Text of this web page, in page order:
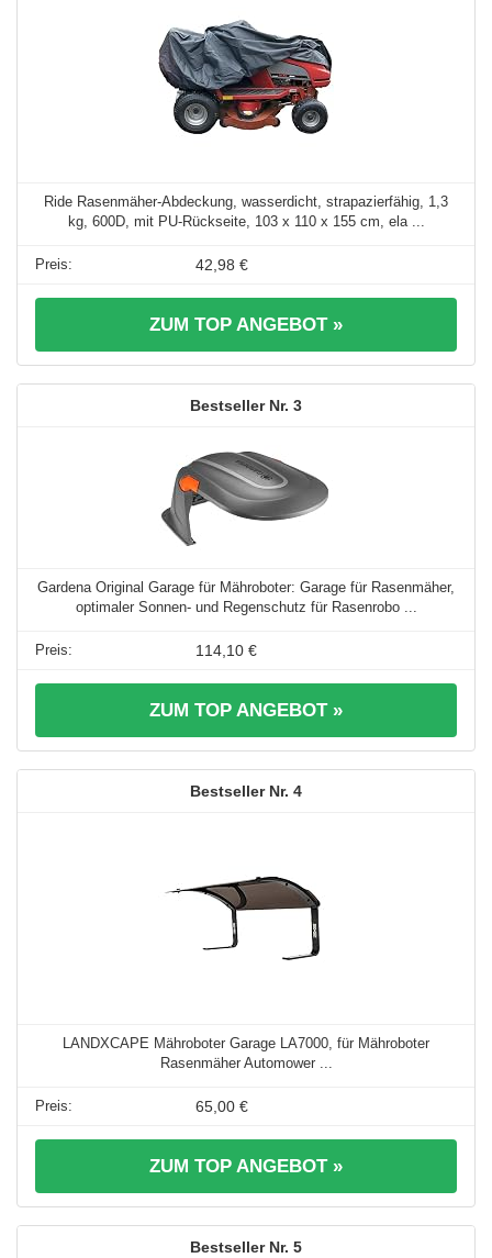
Ride Rasenmäher-Abdeckung, wasserdicht, strapazierfähig, 1,3
kg, 600D, mit PU-Rückseite, 103 x 110 x 155 cm, ela ...
42,98 €
ZUM TOP ANGEBOT »
3
Gardena Original Garage für Mähroboter: Garage für Rasenmäher,
optimaler Sonnen- und Regenschutz für Rasenrobo ...
114,10 €
ZUM TOP ANGEBOT »
4
LANDXCAPE Mähroboter Garage LA7000, für Mähroboter
Rasenmäher Automower ...
65,00 €
ZUM TOP ANGEBOT »
5